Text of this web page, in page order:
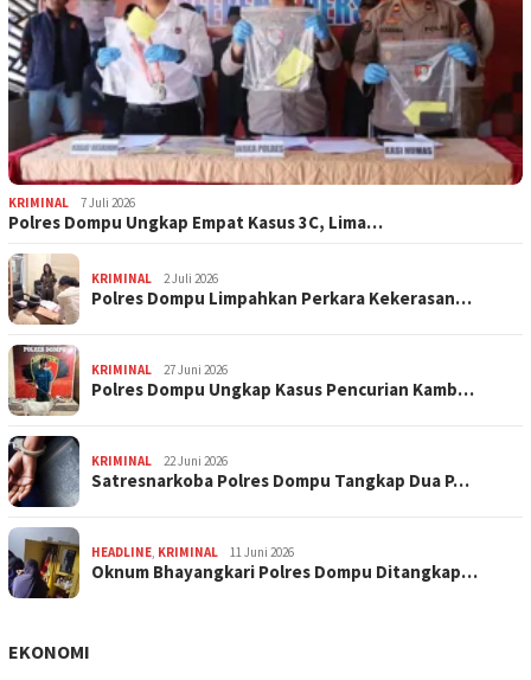
KRIMINAL 7 Juli 2026
Polres Dompu Ungkap Empat Kasus 3C, Lima…
KRIMINAL 2 Juli 2026
Polres Dompu Limpahkan Perkara Kekerasan…
KRIMINAL 27 Juni 2026
Polres Dompu Ungkap Kasus Pencurian Kamb…
KRIMINAL 22 Juni 2026
Satresnarkoba Polres Dompu Tangkap Dua P…
HEADLINE, KRIMINAL 11 Juni 2026
Oknum Bhayangkari Polres Dompu Ditangkap…
EKONOMI